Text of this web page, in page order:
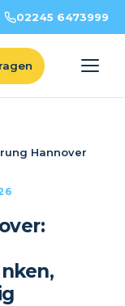
02245 6473999
Hannover